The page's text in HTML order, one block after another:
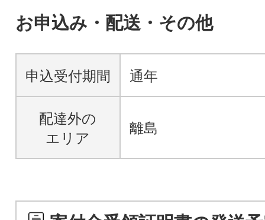
お申込み・配送・その他
申込受付期間 通年
配達外の
エリア
離島